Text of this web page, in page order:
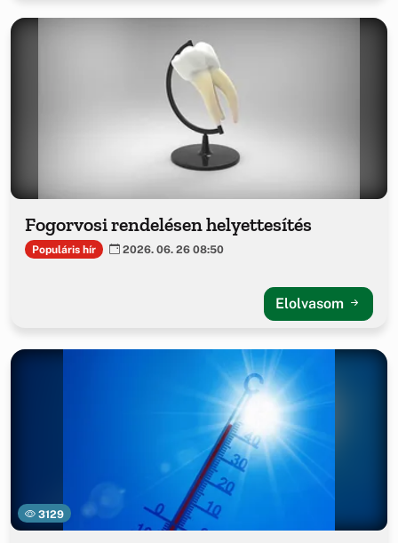
Fogorvosi rendelésen helyettesítés
Populáris hír 2026. 06. 26 08:50
Elolvasom
3129